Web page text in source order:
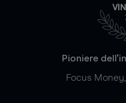
Pioniere
Focus